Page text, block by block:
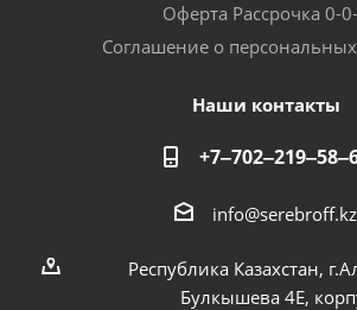
Оферта Рассрочка 0-
Соглашение о
Наши контакты
info@serebroff.kz
Республика Казахстан,
Булкышева 4Е,